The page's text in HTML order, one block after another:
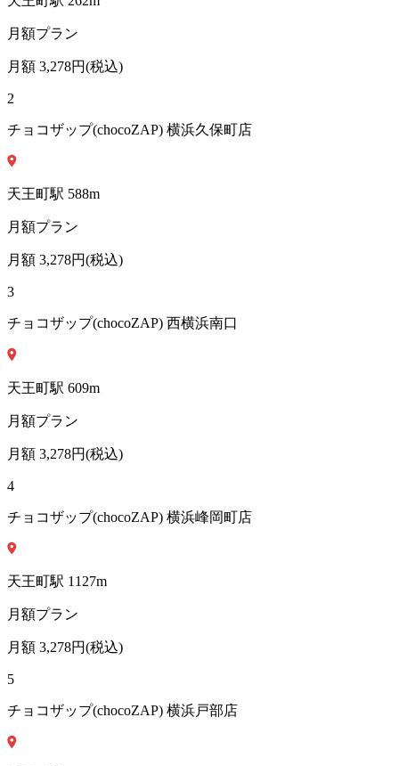
月額プラン
月額 3,278円(税込)
2
チョコザップ(chocoZAP) 横浜久保町店
天王町駅 588m
月額プラン
月額 3,278円(税込)
3
チョコザップ(chocoZAP) 西横浜南口
天王町駅 609m
月額プラン
月額 3,278円(税込)
4
チョコザップ(chocoZAP) 横浜峰岡町店
天王町駅 1127m
月額プラン
月額 3,278円(税込)
5
チョコザップ(chocoZAP) 横浜戸部店